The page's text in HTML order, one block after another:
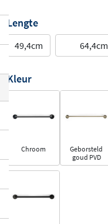
Lengte
49,4cm 64,4cm
Kleur
Chroom
Geborsteld
goud PVD